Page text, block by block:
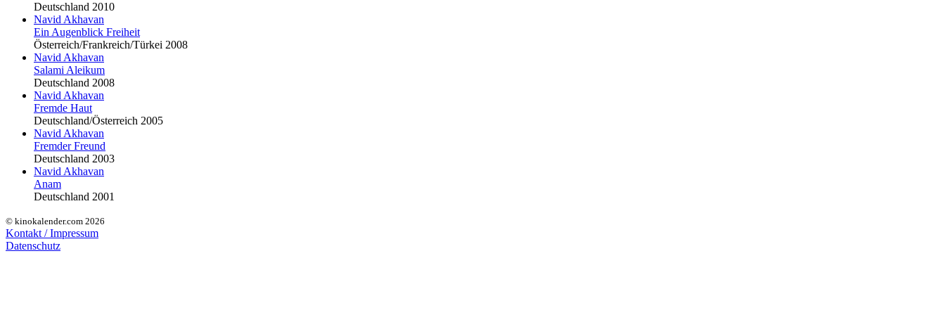
Deutschland 2010
Navid Akhavan
Ein Augenblick Freiheit
Österreich/Frankreich/Türkei 2008
Navid Akhavan
Salami Aleikum
Deutschland 2008
Navid Akhavan
Fremde Haut
Deutschland/Österreich 2005
Navid Akhavan
Fremder Freund
Deutschland 2003
Navid Akhavan
Anam
Deutschland 2001
© kinokalender.com 2026
Kontakt / Impressum
Datenschutz